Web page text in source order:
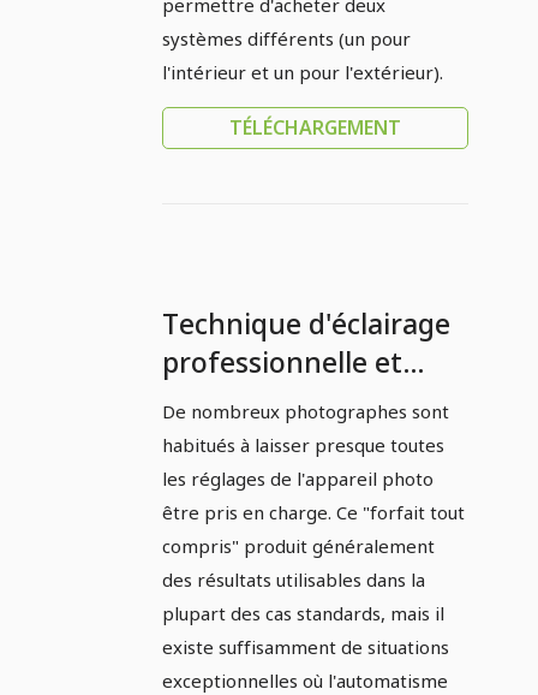
permettre d'acheter deux
systèmes différents (un pour
l'intérieur et un pour l'extérieur).
TÉLÉCHARGEMENT
Technique d'éclairage
professionnelle et
direction de la lumière
: Partie 7 - Réglages de
la caméra lors de
l'utilisation de flashs
de studio et mobiles.
De nombreux photographes sont
habitués à laisser presque toutes
les réglages de l'appareil photo
être pris en charge. Ce "forfait tout
compris" produit généralement
des résultats utilisables dans la
plupart des cas standards, mais il
existe suffisamment de situations
exceptionnelles où l'automatisme